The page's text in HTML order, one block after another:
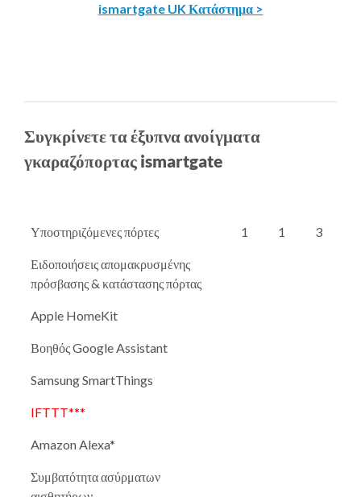
ismartgate UK Κατάστημα >
Συγκρίνετε τα έξυπνα ανοίγματα
γκαραζόπορτας ismartgate
Υποστηριζόμενες πόρτες 1 1 3
Ειδοποιήσεις απομακρυσμένης
πρόσβασης & κατάστασης πόρτας
Apple HomeKit
Βοηθός Google Assistant
Samsung SmartThings
IFTTT***
Amazon Alexa*
Συμβατότητα ασύρματων